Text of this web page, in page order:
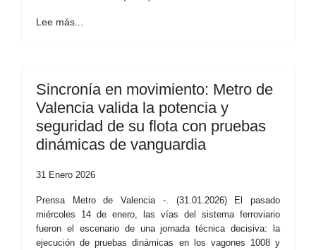
Lee más...
Sincronía en movimiento: Metro de
Valencia valida la potencia y
seguridad de su flota con pruebas
dinámicas de vanguardia
31 Enero 2026
Prensa Metro de Valencia -. (31.01.2026) El pasado
miércoles 14 de enero, las vías del sistema ferroviario
fueron el escenario de una jornada técnica decisiva: la
ejecución de pruebas dinámicas en los vagones 1008 y